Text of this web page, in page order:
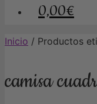
0,00€
Inicio / Productos
camisa